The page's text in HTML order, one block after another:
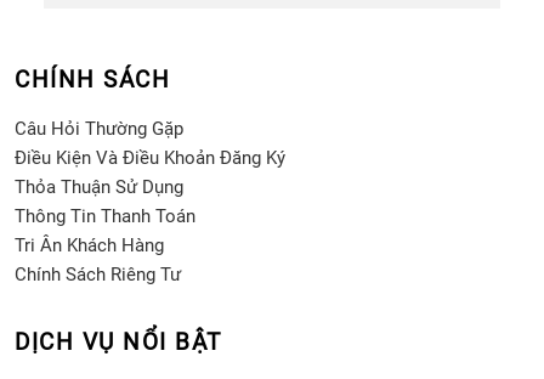
CHÍNH SÁCH
Câu Hỏi Thường Gặp
Điều Kiện Và Điều Khoản Đăng Ký
Thỏa Thuận Sử Dụng
Thông Tin Thanh Toán
Tri Ân Khách Hàng
Chính Sách Riêng Tư
DỊCH VỤ NỔI BẬT